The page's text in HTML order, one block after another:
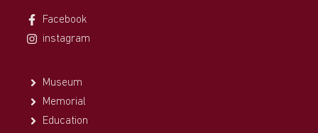
Facebook
instagram
Museum
Memorial
Education